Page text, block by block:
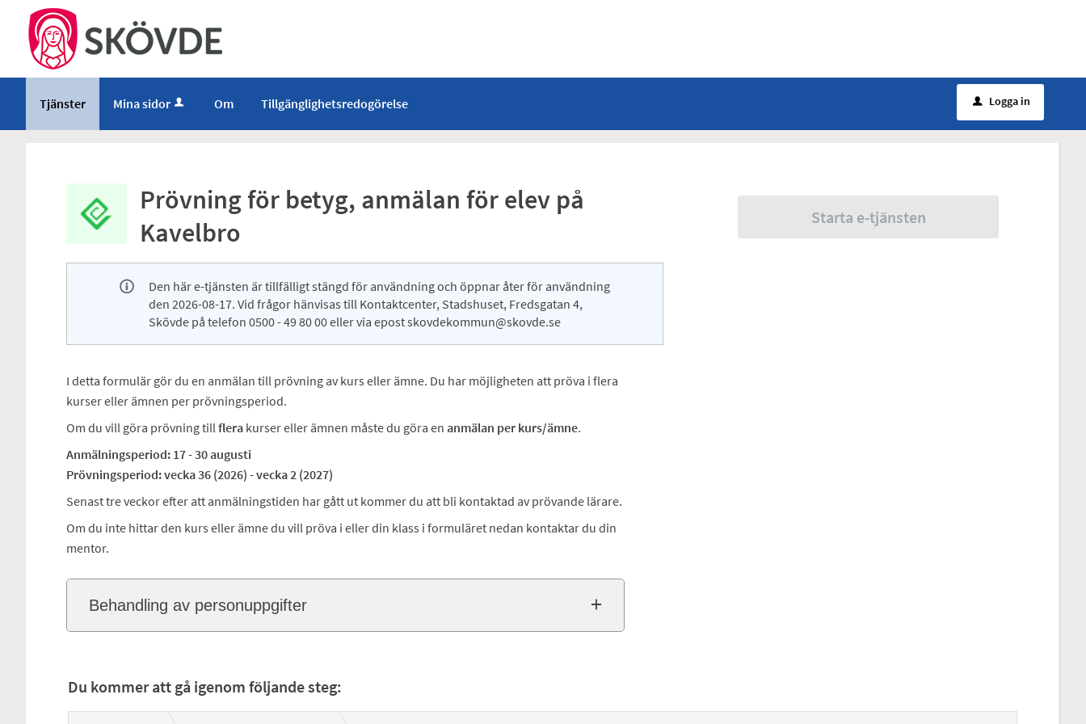
Tjänster Mina sidor Om Tillgänglighetsredogörelse u Logga in
Prövning för betyg, anmälan för elev på
Kavelbro
Den här e-tjänsten är tillfälligt stängd för användning och öppnar åter för användning
den 2026-08-17. Vid frågor hänvisas till Kontaktcenter, Stadshuset, Fredsgatan 4,
Skövde på telefon 0500 - 49 80 00 eller via epost skovdekommun@skovde.se
I detta formulär gör du en anmälan till prövning av kurs eller ämne. Du har möjligheten att pröva i flera
kurser eller ämnen per prövningsperiod.
Om du vill göra prövning tillflera kurser eller ämnen måste du göra en anmälan per kurs/ämne.
Anmälningsperiod: 17 - 30 augusti
Prövningsperiod: vecka 36 (2026) - vecka 2 (2027)
Senast tre veckor efter att anmälningstiden har gått ut kommer du att bli kontaktad av prövande lärare.
Om du inte hittar den kurs eller ämne du vill pröva i eller din klass i formuläret nedan kontaktar du din
mentor.
Behandling av personuppgifter
Starta e-tjänsten
Du kommer att gå igenom följande steg: